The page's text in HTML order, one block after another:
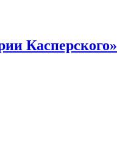
Касперского»